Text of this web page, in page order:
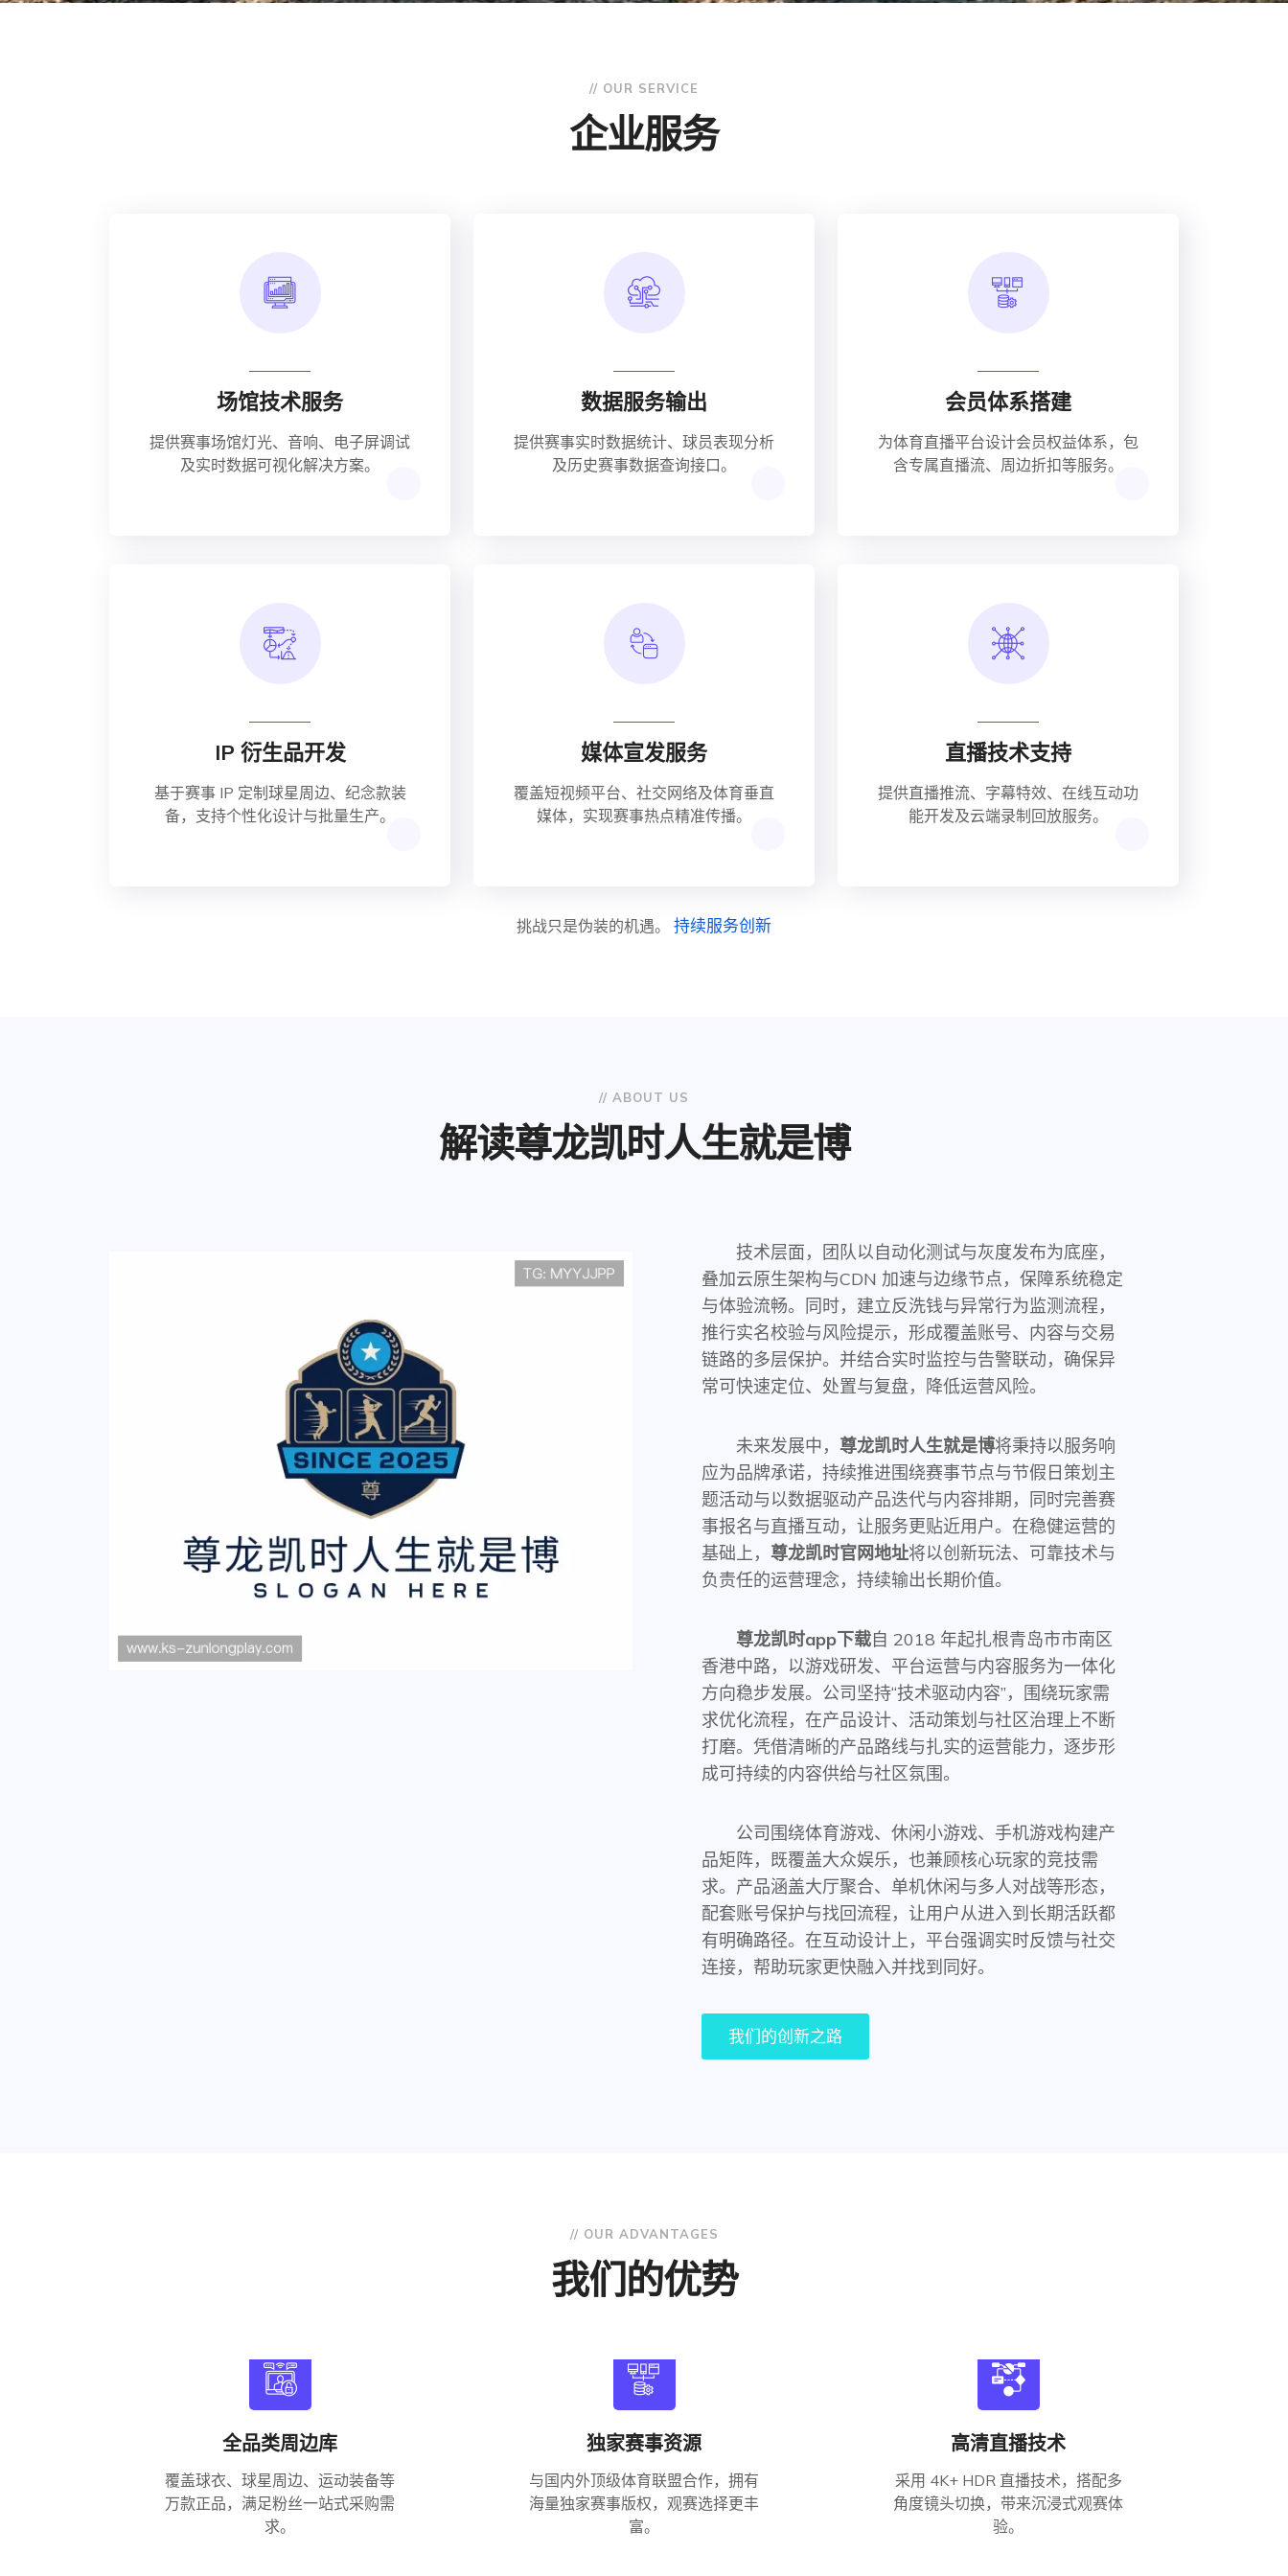
// OUR SERVICE
企业服务
场馆技术服务
提供赛事场馆灯光、音响、电子屏调试
及实时数据可视化解决方案。
数据服务输出
提供赛事实时数据统计、球员表现分析
及历史赛事数据查询接口。
会员体系搭建
为体育直播平台设计会员权益体系，包
含专属直播流、周边折扣等服务。
IP 衍生品开发
基于赛事 IP 定制球星周边、纪念款装
备，支持个性化设计与批量生产。
媒体宣发服务
覆盖短视频平台、社交网络及体育垂直
媒体，实现赛事热点精准传播。
直播技术支持
提供直播推流、字幕特效、在线互动功
能开发及云端录制回放服务。
挑战只是伪装的机遇。 持续服务创新
// ABOUT US
解读尊龙凯时人生就是博
技术层面，团队以自动化测试与灰度发布为底座，
叠加云原生架构与CDN 加速与边缘节点，保障系统稳定
与体验流畅。同时，建立反洗钱与异常行为监测流程，
推行实名校验与风险提示，形成覆盖账号、内容与交易
链路的多层保护。并结合实时监控与告警联动，确保异
常可快速定位、处置与复盘，降低运营风险。
未来发展中， 尊龙凯时人生就是博将秉持以服务响
应为品牌承诺，持续推进围绕赛事节点与节假日策划主
题活动与以数据驱动产品迭代与内容排期，同时完善赛
事报名与直播互动，让服务更贴近用户。在稳健运营的
基础上， 尊龙凯时官网地址将以创新玩法、可靠技术与
负责任的运营理念，持续输出长期价值。
尊龙凯时app下载自 2018 年起扎根青岛市市南区
香港中路，以游戏研发、平台运营与内容服务为一体化
方向稳步发展。公司坚持“技术驱动内容”，围绕玩家需
求优化流程，在产品设计、活动策划与社区治理上不断
打磨。凭借清晰的产品路线与扎实的运营能力，逐步形
成可持续的内容供给与社区氛围。
公司围绕体育游戏、休闲小游戏、手机游戏构建产
品矩阵，既覆盖大众娱乐，也兼顾核心玩家的竞技需
求。产品涵盖大厅聚合、单机休闲与多人对战等形态，
配套账号保护与找回流程，让用户从进入到长期活跃都
有明确路径。在互动设计上，平台强调实时反馈与社交
连接，帮助玩家更快融入并找到同好。
我们的创新之路
// OUR ADVANTAGES
我们的优势
全品类周边库
覆盖球衣、球星周边、运动装备等
万款正品，满足粉丝一站式采购需
求。
独家赛事资源
与国内外顶级体育联盟合作，拥有
海量独家赛事版权，观赛选择更丰
富。
高清直播技术
采用 4K+ HDR 直播技术，搭配多
角度镜头切换，带来沉浸式观赛体
验。